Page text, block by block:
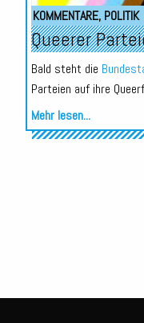
KOMMENTARE, POLITIK
Queerer
Bald steht die
Parteien auf ihre
Mehr lesen...